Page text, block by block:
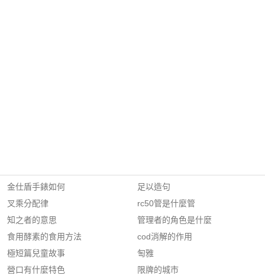
金仕盾手錶如何
叉乘分配律
知之者的意思
食用酵素的食用方法
極短篇兒童故事
營口有什麼特色
足以造句
rc50管是什麼管
管理者的角色是什麼
cod消解的作用
匋雅
限牌的城市